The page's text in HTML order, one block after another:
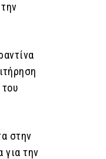
στην
για την